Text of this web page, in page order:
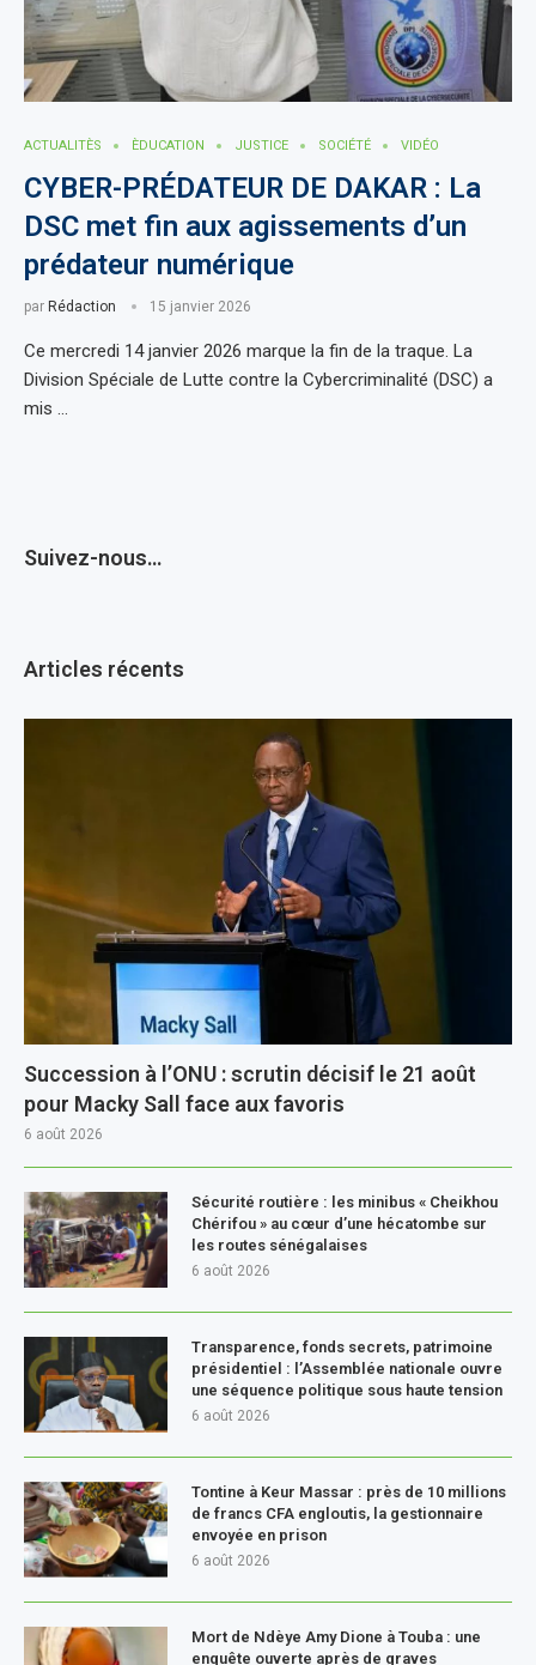
ACTUALITÈS ÈDUCATION JUSTICE SOCIÉTÉ VIDÉO
CYBER-PRÉDATEUR DE DAKAR : La
DSC met fin aux agissements d’un
prédateur numérique
par Rédaction 15 janvier 2026
Ce mercredi 14 janvier 2026 marque la fin de la traque. La
Division Spéciale de Lutte contre la Cybercriminalité (DSC) a
mis …
Suivez-nous…
Articles récents
Succession à l’ONU : scrutin décisif le 21 août
pour Macky Sall face aux favoris
6 août 2026
Sécurité routière : les minibus « Cheikhou
Chérifou » au cœur d’une hécatombe sur
les routes sénégalaises
6 août 2026
Transparence, fonds secrets, patrimoine
présidentiel : l’Assemblée nationale ouvre
une séquence politique sous haute tension
6 août 2026
Tontine à Keur Massar : près de 10 millions
de francs CFA engloutis, la gestionnaire
envoyée en prison
6 août 2026
Mort de Ndèye Amy Dione à Touba : une
enquête ouverte après de graves